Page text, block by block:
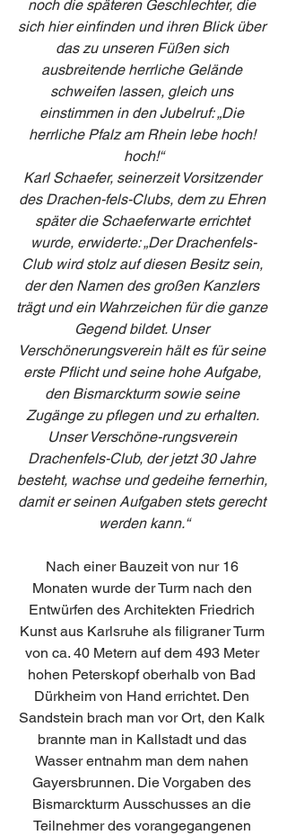
noch die späteren Geschlechter, die
sich hier einfinden und ihren Blick über
das zu unseren Füßen sich
ausbreitende herrliche Gelände
schweifen lassen, gleich uns
einstimmen in den Jubelruf: „Die
herrliche Pfalz am Rhein lebe hoch!
hoch!“
Karl Schaefer, seinerzeit Vorsitzender
des Drachen-fels-Clubs, dem zu Ehren
später die Schaeferwarte errichtet
wurde, erwiderte: „Der Drachenfels-
Club wird stolz auf diesen Besitz sein,
der den Namen des großen Kanzlers
trägt und ein Wahrzeichen für die ganze
Gegend bildet. Unser
Verschönerungsverein hält es für seine
erste Pflicht und seine hohe Aufgabe,
den Bismarckturm sowie seine
Zugänge zu pflegen und zu erhalten.
Unser Verschöne-rungsverein
Drachenfels-Club, der jetzt 30 Jahre
besteht, wachse und gedeihe fernerhin,
damit er seinen Aufgaben stets gerecht
werden kann.“
Nach einer Bauzeit von nur 16
Monaten wurde der Turm nach den
Entwürfen des Architekten Friedrich
Kunst aus Karlsruhe als filigraner Turm
von ca. 40 Metern auf dem 493 Meter
hohen Peterskopf oberhalb von Bad
Dürkheim von Hand errichtet. Den
Sandstein brach man vor Ort, den Kalk
brannte man in Kallstadt und das
Wasser entnahm man dem nahen
Gayersbrunnen. Die Vorgaben des
Bismarckturm Ausschusses an die
Teilnehmer des vorangegangenen